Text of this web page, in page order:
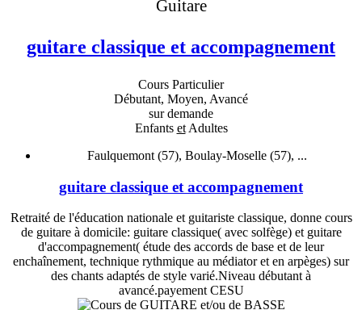
Guitare
guitare classique et accompagnement
Cours Particulier
Débutant, Moyen, Avancé
sur demande
Enfants etAdultes
Faulquemont (57), Boulay-Moselle (57), ...
guitare classique et accompagnement
Retraité de l'éducation nationale et guitariste classique, donne cours
de guitare à domicile: guitare classique( avec solfège) et guitare
d'accompagnement( étude des accords de base et de leur
enchaînement, technique rythmique au médiator et en arpèges) sur
des chants adaptés de style varié.Niveau débutant à
avancé.payement CESU